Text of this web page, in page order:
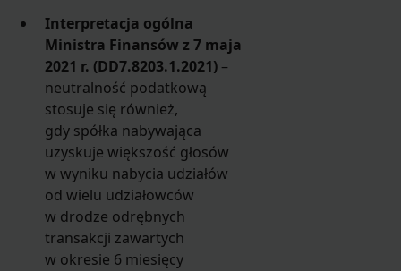
Interpretacja ogólna
Ministra Finansów z 7 maja
2021 r. (DD7.8203.1.2021) –
neutralność podatkową
stosuje się również,
gdy spółka nabywająca
uzyskuje większość głosów
w wyniku nabycia udziałów
od wielu udziałowców
w drodze odrębnych
transakcji zawartych
w okresie 6 miesięcy